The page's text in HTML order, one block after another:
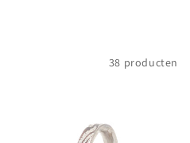
38 producten